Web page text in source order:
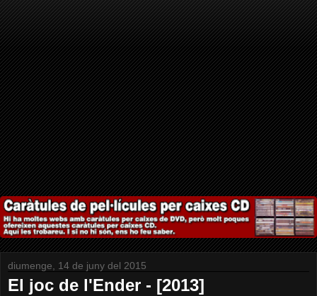
diumenge, 14 de juny del 2015
El joc de l'Ender - [2013]